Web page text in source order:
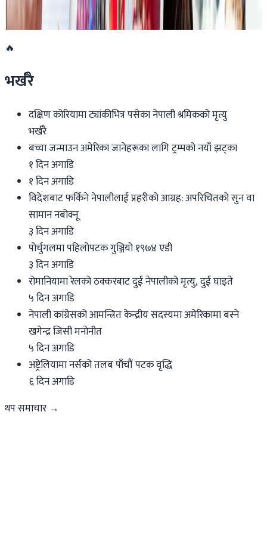
२०२६ जुन ११
🔥
भर्खरै
दक्षिण कोरियामा ट्यांकीभित्र पसेका नेपाली श्रमिकको मृत्यु
भर्खरै
बच्चा जन्माउन अमेरिका जानेहरूका लागि ट्रम्पको नयाँ झट्का
१ दिन अगाडि
१ दिन अगाडि
विदेशबाट फर्किने नेपालीलाई प्रहरीको आग्रह: अपरिचितको सुन वा
सामान नबोक्नू
३ दिन अगाडि
पोर्चुगलमा पहिलोपटक गुञ्जियो १९७४ एडी
३ दिन अगाडि
रोमानियामा रेलको ठक्करबाट दुई नेपालीको मृत्यु, दुई घाइते
५ दिन अगाडि
नेपाली कांग्रेसको आमन्त्रित केन्द्रीय सदस्यमा अमेरिकामा बस्ने
खगेन्द्र जिसी मनोनीत
५ दिन अगाडि
अष्ट्रेलियामा नर्सको तलब पाँचौं पटक वृद्धि
६ दिन अगाडि
थप समाचार →